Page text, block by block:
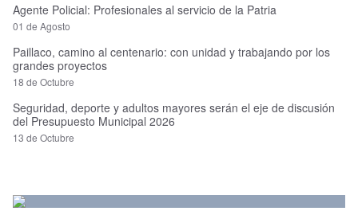
Agente Policial: Profesionales al servicio de la Patria
01 de Agosto
Paillaco, camino al centenario: con unidad y trabajando por los
grandes proyectos
18 de Octubre
Seguridad, deporte y adultos mayores serán el eje de discusión
del Presupuesto Municipal 2026
13 de Octubre